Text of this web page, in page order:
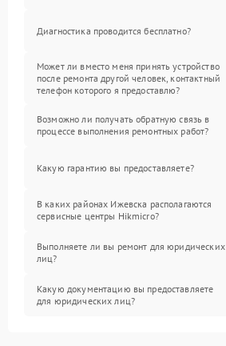
Диагностика проводится бесплатно?
Может ли вместо меня принять устройство
после ремонта другой человек, контактный
телефон которого я предоставлю?
Возможно ли получать обратную связь в
процессе выполнения ремонтных работ?
Какую гарантию вы предоставляете?
В каких районах Ижевска располагаются
сервисные центры Hikmicro?
Выполняете ли вы ремонт для юридических
лиц?
Какую документацию вы предоставляете
для юридических лиц?